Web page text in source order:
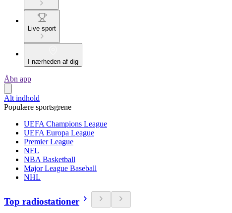
Live sport
I nærheden af dig
Åbn app
Alt indhold
Populære sportsgrene
UEFA Champions League
UEFA Europa League
Premier League
NFL
NBA Basketball
Major League Baseball
NHL
Top radiostationer